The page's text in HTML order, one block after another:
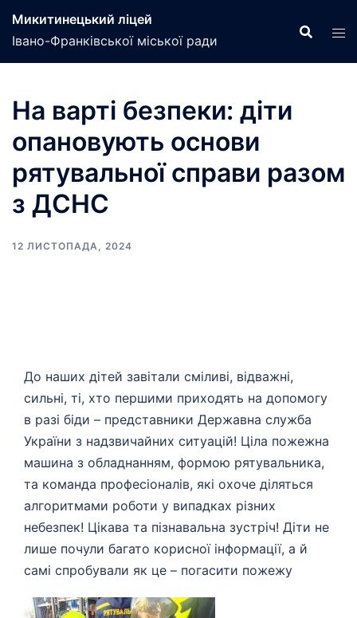
Микитинецький ліцей
Івано-Франківської міської ради
На варті безпеки: діти
опановують основи
рятувальної справи разом
з ДСНС
12 ЛИСТОПАДА, 2024
До наших дітей завітали сміливі, відважні,
сильні, ті, хто першими приходять на допомогу
в разі біди – представники Державна служба
України з надзвичайних ситуацій! Ціла пожежна
машина з обладнанням, формою рятувальника,
та команда професіоналів, які охоче діляться
алгоритмами роботи у випадках різних
небезпек! Цікава та пізнавальна зустріч! Діти не
лише почули багато корисної інформації, а й
самі спробували як це – погасити пожежу